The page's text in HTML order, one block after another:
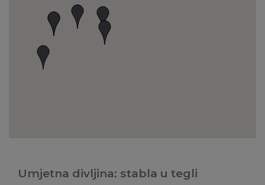
Umjetna divljina: stabla u tegli